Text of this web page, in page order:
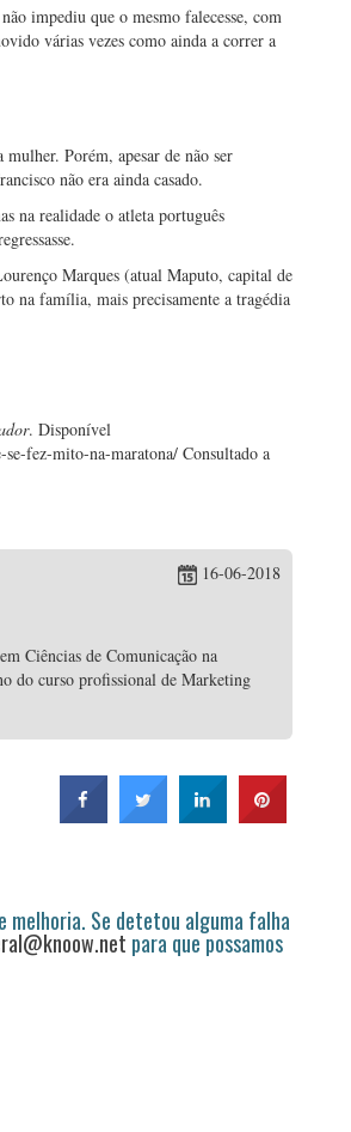
impediu que o mesmo falecesse, com
várias vezes como ainda a correr a
Porém, apesar de não ser
não era ainda casado.
na realidade o atleta português
Marques (atual Maputo, capital de
na família, mais precisamente a tragédia
. Disponível
fez-mito-na-maratona/ Consultado a
16-06-2018
Ciências de Comunicação na
do curso profissional de Marketing
melhoria. Se detetou alguma falha
para que possamos